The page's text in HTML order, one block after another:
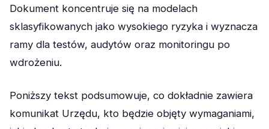
Dokument koncentruje się na modelach
sklasyfikowanych jako wysokiego ryzyka i wyznacza
ramy dla testów, audytów oraz monitoringu po
wdrożeniu.
Poniższy tekst podsumowuje, co dokładnie zawiera
komunikat Urzędu, kto będzie objęty wymaganiami,